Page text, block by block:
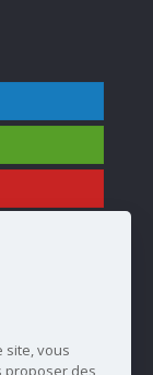
site, vous
proposer des